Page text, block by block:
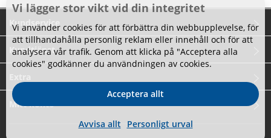
Kundservice
Kundtjänst
Mitt konto
Vi lägger stor vikt vid din integritet
Vi använder cookies för att förbättra din webbupplevelse, för
att tillhandahålla personlig reklam eller innehåll och för att
analysera vår trafik. Genom att klicka på "Acceptera alla
cookies" godkänner du användningen av cookies.
Avvisa allt Personligt urval
Acceptera allt